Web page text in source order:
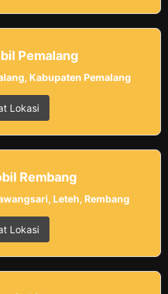
Pemalang
Kabupaten Pemalang
Lokasi
Rembang
Leteh, Rembang
Lokasi